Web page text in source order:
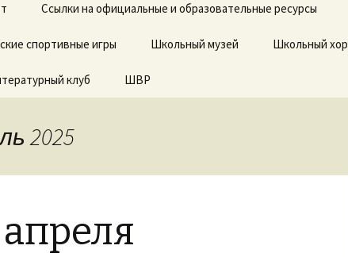
об исполнении
предписаний
Государственные
Ссылки на официальные и образовательные ресурсы
спортивные игры Школьный музей Школьный хор
клуб ШВР
2025